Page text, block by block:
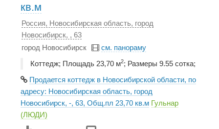
кв.м
Россия, Новосибирская область, город
Новосибирск, , 63
город Новосибирск
см. панораму
Коттедж; Площадь 23,70 м2; Размеры 9.55 сотка;
Продается коттедж в Новосибирской области, по
адресу: Новосибирская область, город
Новосибирск, -, 63, Общ.пл 23,70 кв.м Гульнар
(ЛЮДИ)